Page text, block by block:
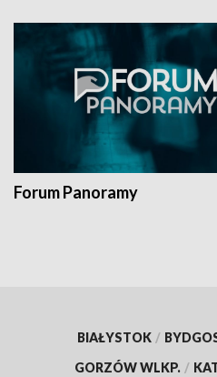
Forum Panoramy
BIAŁYSTOK /
GORZÓW WLKP. /